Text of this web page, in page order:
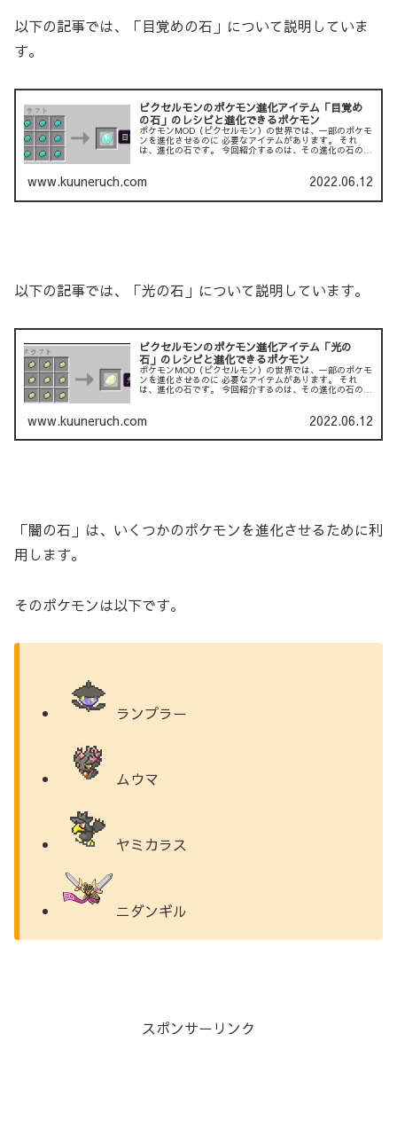
以下の記事では、「目覚めの石」について説明していま
す。
ピクセルモンのポケモン進化アイテム「目覚め
の石」のレシピと進化できるポケモン
ポケモンMOD（ピクセルモン）の世界では、一部のポケモ
ンを進化させるのに 必要なアイテムがあります。 それ
は、進化の石です。 今回紹介するのは、その進化の石の１
www.kuuneruch.com 2022.06.12
以下の記事では、「光の石」について説明しています。
ピクセルモンのポケモン進化アイテム「光の
石」のレシピと進化できるポケモン
ポケモンMOD（ピクセルモン）の世界では、一部のポケモ
ンを進化させるのに 必要なアイテムがあります。 それ
は、進化の石です。 今回紹介するのは、その進化の石の１
www.kuuneruch.com 2022.06.12
「闇の石」は、いくつかのポケモンを進化させるために利
用します。
そのポケモンは以下です。
ランプラー
ムウマ
ヤミカラス
ニダンギル
スポンサーリンク